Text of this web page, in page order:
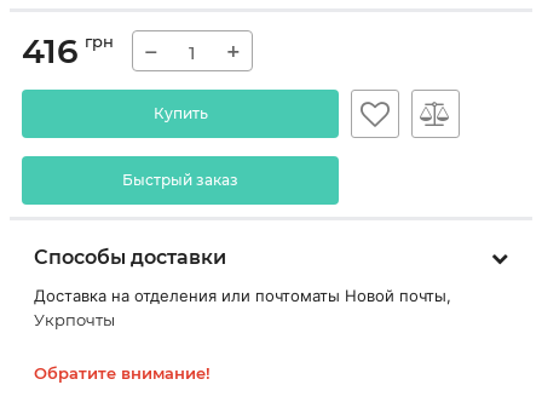
416 грн − +
Купить
Быстрый заказ
Способы доставки
Доставка на отделения или почтоматы Новой почты,
Укрпочты
Обратите внимание!